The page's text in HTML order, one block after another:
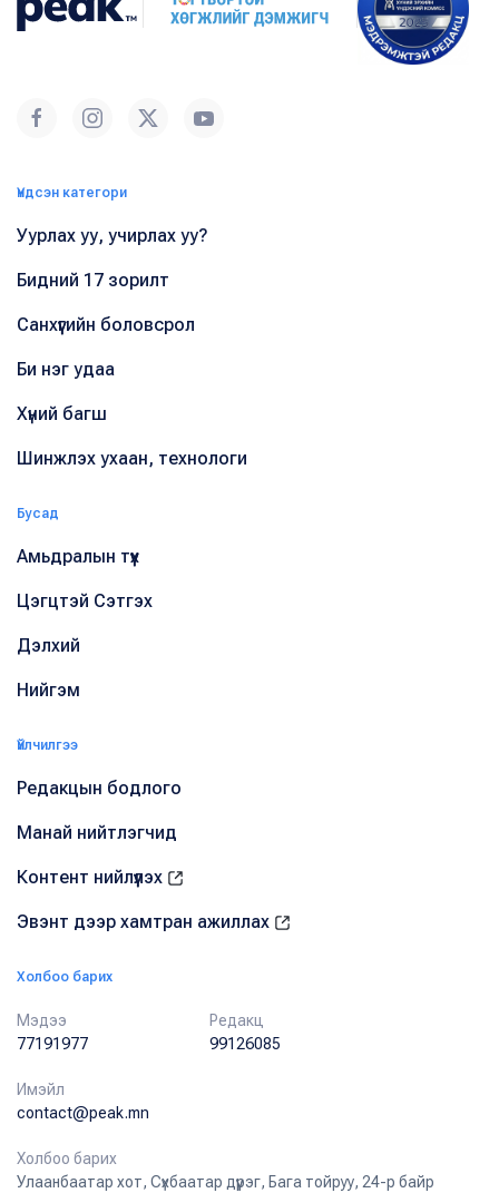
Үндсэн категори
Уурлах уу, учирлах уу?
Бидний 17 зорилт
Санхүүгийн боловсрол
Би нэг удаа
Хүний багш
Шинжлэх ухаан, технологи
Бусад
Амьдралын түүх
Цэгцтэй Сэтгэх
Дэлхий
Нийгэм
Үйлчилгээ
Редакцын бодлого
Манай нийтлэгчид
Контент нийлүүлэх
Эвэнт дээр хамтран ажиллах
Холбоо барих
Мэдээ
77191977
Редакц
99126085
Имэйл
contact@peak.mn
Холбоо барих
Улаанбаатар хот, Сүхбаатар дүүрэг, Бага тойруу, 24-р байр